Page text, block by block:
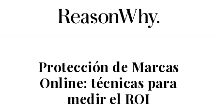
Protección de Marcas
Online: técnicas para
medir el ROI